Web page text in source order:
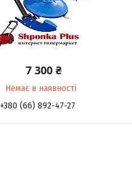
7 300 ₴
Немає в наявності
+380 (66) 892-47-27